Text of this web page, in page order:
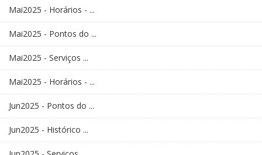
Mai2025 - Horários - ...
Mai2025 - Pontos do ...
Mai2025 - Serviços ...
Mai2025 - Horários - ...
Jun2025 - Pontos do ...
Jun2025 - Histórico ...